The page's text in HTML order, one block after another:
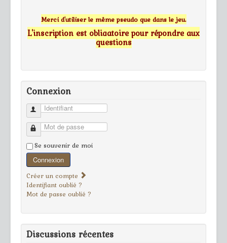
Merci d'utiliser le même pseudo que dans le jeu.
L'inscription est obligatoire pour répondre aux
questions
Connexion
Identifiant
Mot de passe
Se souvenir de moi
Connexion
Créer un compte
Identifiant oublié ?
Mot de passe oublié ?
Discussions récentes